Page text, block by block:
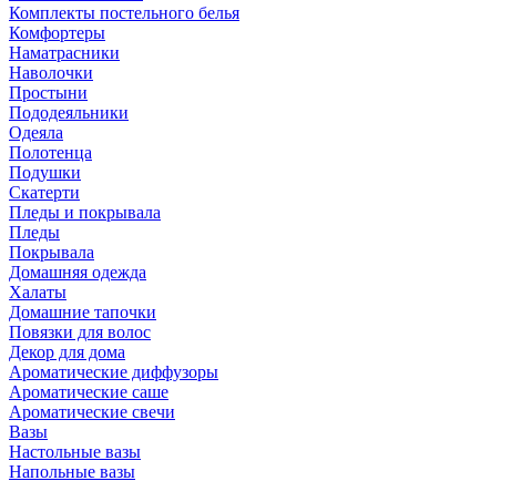
Комплекты постельного белья
Комфортеры
Наматрасники
Наволочки
Простыни
Пододеяльники
Одеяла
Полотенца
Подушки
Скатерти
Пледы и покрывала
Пледы
Покрывала
Домашняя одежда
Халаты
Домашние тапочки
Повязки для волос
Декор для дома
Ароматические диффузоры
Ароматические саше
Ароматические свечи
Вазы
Настольные вазы
Напольные вазы